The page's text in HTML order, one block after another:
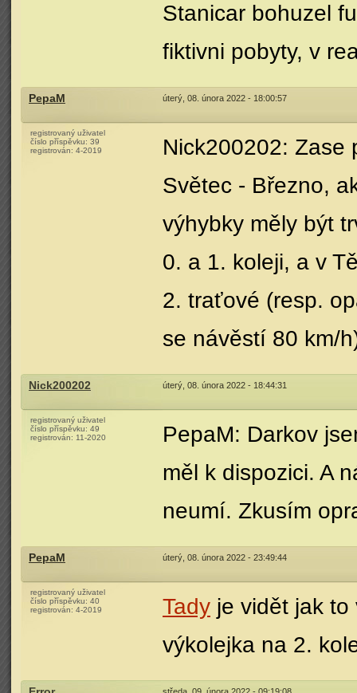
Stanicar bohuzel
fiktivni pobyty, v
PepaM úterý, 08. února 2022 - 18:00:57
registrovaný uživatel
číslo příspěvku: 39
registrován: 4-2019
Nick200202: Zase
Světec - Březno,
výhybky měly být
0. a 1. koleji, a v
2. traťové (resp.
se návěstí 80 km/
Nick200202 úterý, 08. února 2022 - 18:44:31
registrovaný uživatel
číslo příspěvku: 49
registrován: 11-2020
PepaM: Darkov
měl k dispozici. A
neumí. Zkusím
PepaM úterý, 08. února 2022 - 23:49:44
registrovaný uživatel
číslo příspěvku: 40
registrován: 4-2019 Tady je vidět jak to
výkolejka na 2.